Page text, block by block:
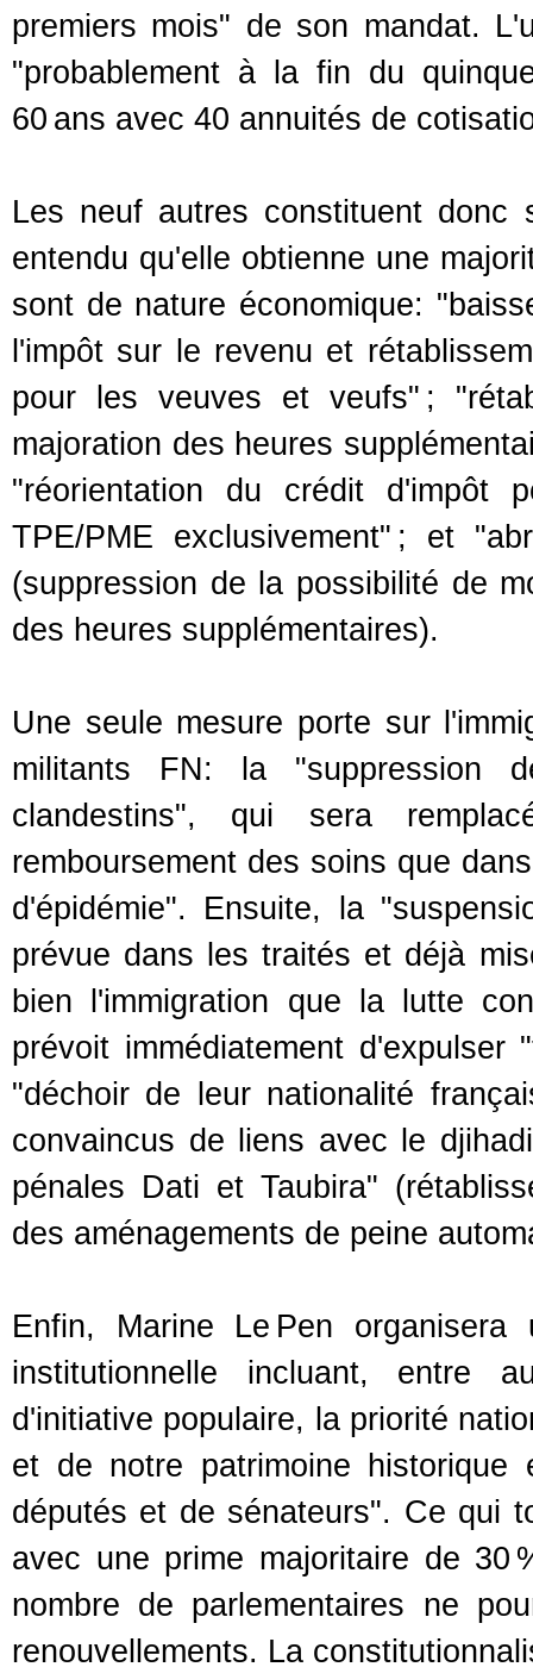
premiers mois" de son mandat.
"probablement à la fin du
60 ans avec 40 annuités de
Les neuf autres constituent donc
entendu qu'elle obtienne une
sont de nature économique:
l'impôt sur le revenu et
pour les veuves et veufs" ;
majoration des heures
"réorientation du crédit d'impôt
TPE/PME exclusivement" ; et
(suppression de la possibilité de
des heures supplémentaires).
Une seule mesure porte sur
militants FN: la "suppression
clandestins", qui sera
remboursement des soins que
d'épidémie". Ensuite, la
prévue dans les traités et déjà
bien l'immigration que la lutte
prévoit immédiatement
"déchoir de leur nationalité
convaincus de liens avec le
pénales Dati et Taubira"
des aménagements de peine
Enfin, Marine Le Pen
institutionnelle incluant, entre
d'initiative populaire, la priorité
et de notre patrimoine
députés et de sénateurs". Ce qui
avec une prime majoritaire de
nombre de parlementaires ne
renouvellements. La